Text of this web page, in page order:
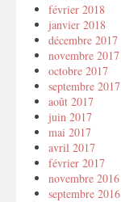
février 2018
janvier 2018
décembre 2017
novembre 2017
octobre 2017
septembre 2017
août 2017
juin 2017
mai 2017
avril 2017
février 2017
novembre 2016
septembre 2016